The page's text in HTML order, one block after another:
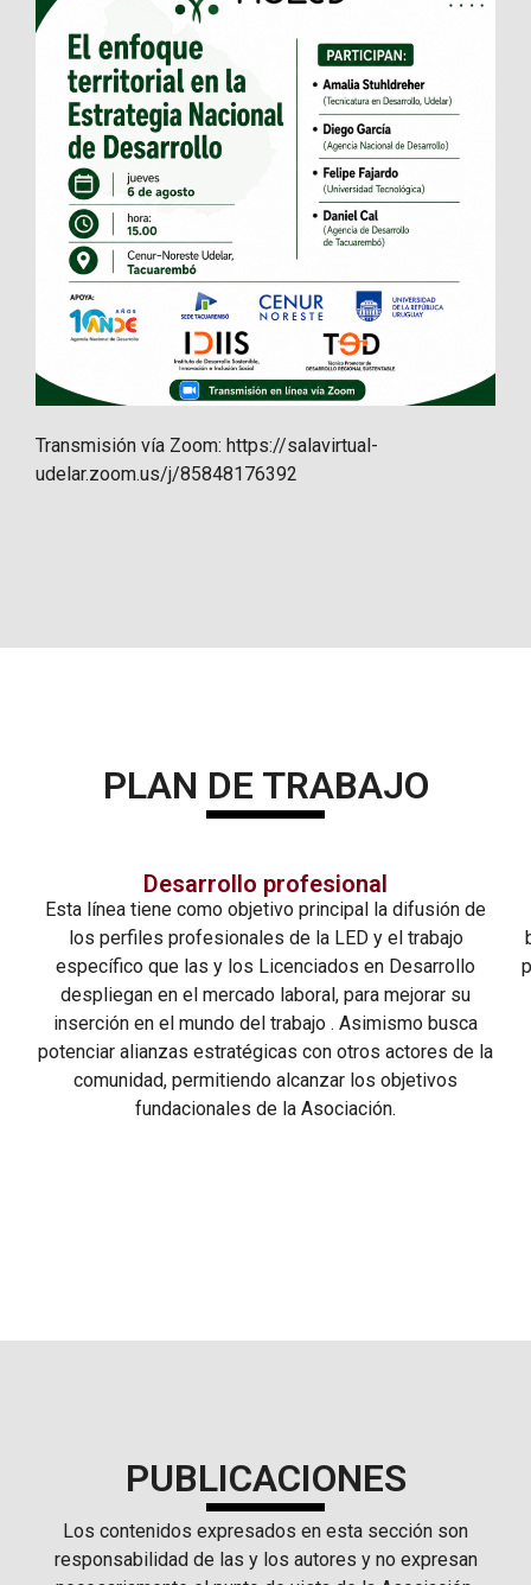
Transmisión vía Zoom: https://salavirtual-
udelar.zoom.us/j/85848176392
PLAN DE TRABAJO
Desarrollo profesional
Esta línea tiene como objetivo principal la difusión de
los perfiles profesionales de la LED y el trabajo
específico que las y los Licenciados en Desarrollo
despliegan en el mercado laboral, para mejorar su
inserción en el mundo del trabajo . Asimismo busca
potenciar alianzas estratégicas con otros actores de la
comunidad, permitiendo alcanzar los objetivos
fundacionales de la Asociación.
PUBLICACIONES
Los contenidos expresados en esta sección son
responsabilidad de las y los autores y no expresan